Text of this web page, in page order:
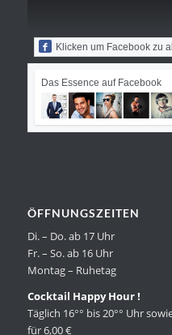
Klicken um Facebook zu
Das Essence auf Facebook
ÖFFNUNGSZEITEN
Di. – Do. ab 17 Uhr
Fr. – So. ab 16 Uhr
Montag – Ruhetag
Cocktail Happy Hour !
Täglich 16°° bis 20°° Uhr
für 6,00 €